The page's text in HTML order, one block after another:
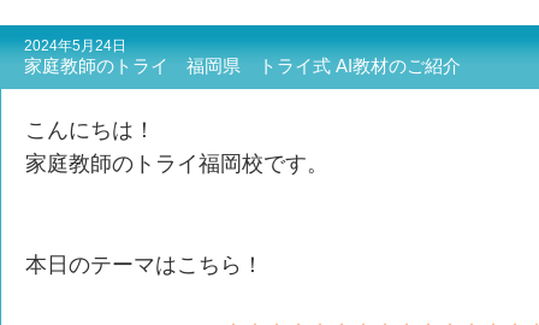
2024年5月24日
家庭教師のトライ 福岡県 トライ式 AI教材のご紹介
こんにちは！
家庭教師のトライ福岡校です。
本日のテーマはこちら！